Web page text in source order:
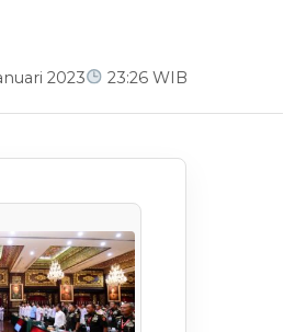
2023 23:26 WIB